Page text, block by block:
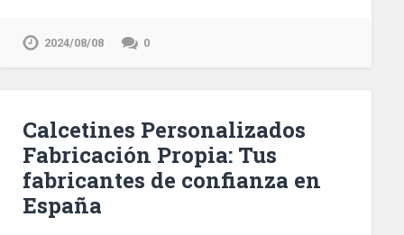
2024/08/08 0
Calcetines Personalizados
Fabricación Propia: Tus
fabricantes de confianza en
España